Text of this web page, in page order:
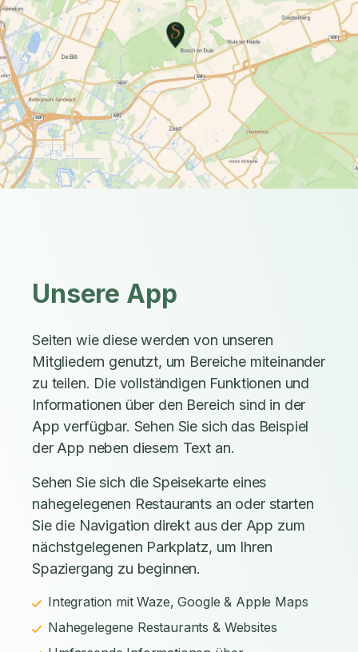
Unsere App
Seiten wie diese werden von unseren
Mitgliedern genutzt, um Bereiche miteinander
zu teilen. Die vollständigen Funktionen und
Informationen über den Bereich sind in der
App verfügbar. Sehen Sie sich das Beispiel
der App neben diesem Text an.
Sehen Sie sich die Speisekarte eines
nahegelegenen Restaurants an oder starten
Sie die Navigation direkt aus der App zum
nächstgelegenen Parkplatz, um Ihren
Spaziergang zu beginnen.
Integration mit Waze, Google & Apple Maps
Nahegelegene Restaurants & Websites